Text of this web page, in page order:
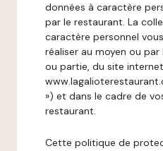
données à caractère
par le restaurant. La
caractère personnel
réaliser au moyen ou
ou partie, du site
») et dans le cadre de
restaurant.
Cette politique de